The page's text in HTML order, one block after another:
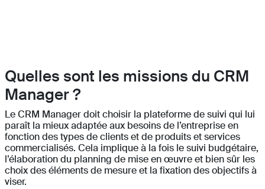
Quelles sont les missions du CRM
Manager ?
Le CRM Manager doit choisir la plateforme de suivi qui lui
paraît la mieux adaptée aux besoins de l’entreprise en
fonction des types de clients et de produits et services
commercialisés. Cela implique à la fois le suivi budgétaire,
l’élaboration du planning de mise en œuvre et bien sûr les
choix des éléments de mesure et la fixation des objectifs à
viser.